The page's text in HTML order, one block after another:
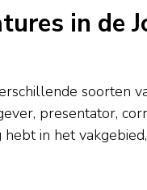
in de
soorten
presentator,
hebt in het